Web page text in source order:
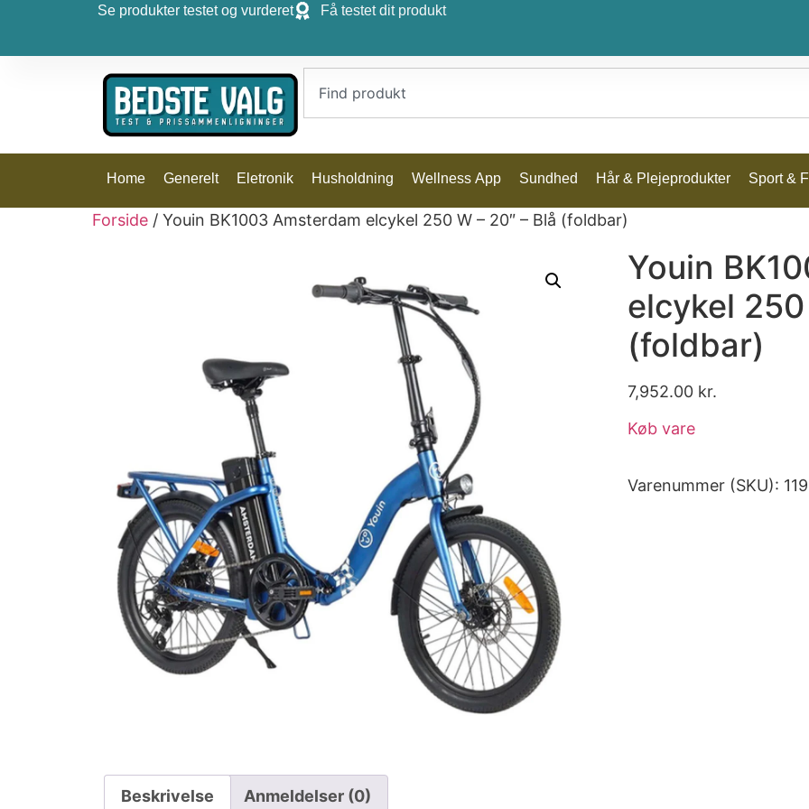
Se produkter testet og vurderet Få testet dit produkt
Home Generelt Eletronik Husholdning Wellness App Sundhed Hår & Plejeprodukter Sport &
Forside / Youin BK1003 Amsterdam elcykel 250 W – 20″ – Blå (foldbar)
Youin
elcykel 250
(foldbar)
7,952.00 kr.
Køb vare
Varenummer (SKU):
Beskrivelse Anmeldelser (0)